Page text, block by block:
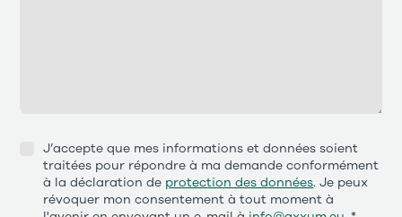
J’accepte que mes informations et données soient
traitées pour répondre à ma demande conformément
à la déclaration de protection des données. Je peux
révoquer mon consentement à tout moment à